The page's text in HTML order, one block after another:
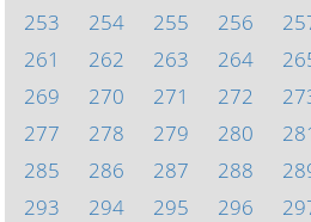
253
254 255 256
261
262 263 264
269
270 271 272
277
278 279 280
285
286 287 288
293
294 295 296